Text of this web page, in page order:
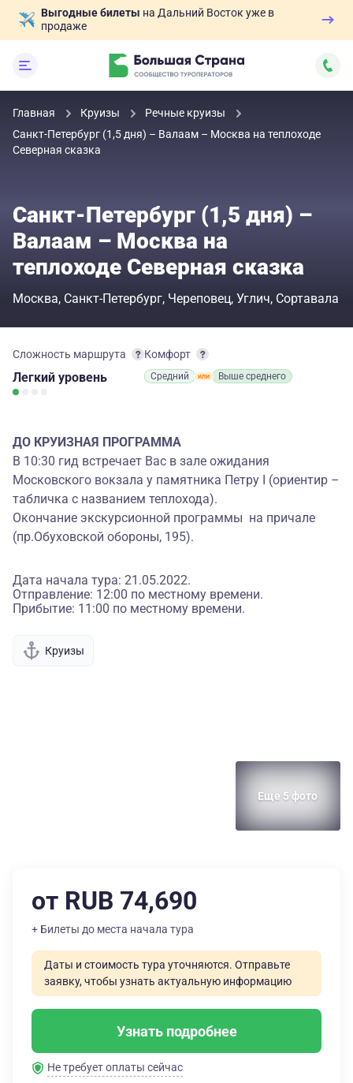
Выгодные билеты на Дальний Восток уже в
продаже
Главная Круизы
Речные круизы
Санкт-Петербург (1,5 дня) – Валаам – Москва на теплоходе
Северная сказка
Санкт-Петербург (1,5 дня) –
Валаам – Москва на
теплоходе Северная сказка
Москва Санкт-Петербург Череповец Углич Сортавала
Сложность маршрута
Легкий уровень
Комфорт
Средний Выше среднего
ДО КРУИЗНАЯ ПРОГРАММА
В 10:30 гид встречает Вас в зале ожидания
Московского вокзала у памятника Петру I (ориентир –
табличка с названием теплохода).
Окончание экскурсионной программы на причале
(пр.Обуховской обороны, 195).
Дата начала тура: 21.05.2022.
Отправление: 12:00 по местному времени.
Прибытие: 11:00 по местному времени.
Круизы
Еще 5 фото
от RUB 74,690
+ Билеты до места начала тура
Даты и стоимость тура уточняются. Отправьте
заявку, чтобы узнать актуальную информацию
Узнать подробнее
Не требует оплаты сейчас